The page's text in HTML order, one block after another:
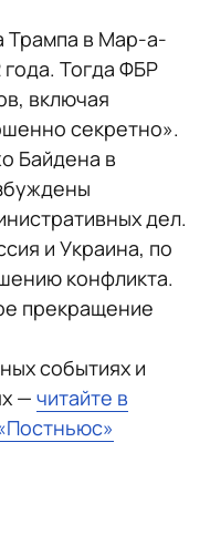
Трампа в Мар-а-
Тогда ФБР
включая
секретно».
Байдена в
дел.
и Украина, по
конфликта.
прекращение
событиях и
— читайте в